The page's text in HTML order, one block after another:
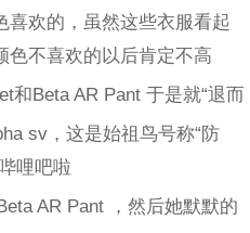
喜欢的，虽然这些衣服看起
色不喜欢的以后肯定不高
于是就“退而
sv，这是始祖鸟号称“防
哩吧啦
，然后她默默的